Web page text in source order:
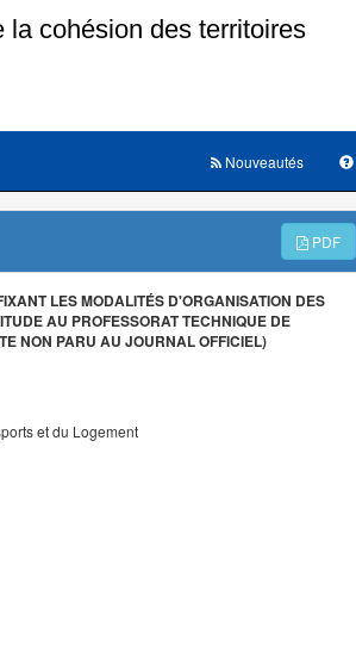
Nouveautés
PDF
LES MODALITÉS D'ORGANISATION DES
AU PROFESSORAT TECHNIQUE DE
NON PARU AU JOURNAL OFFICIEL)
et du Logement